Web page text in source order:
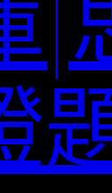
|